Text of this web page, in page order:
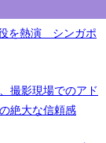
を熱演 シンガポ
撮影現場でのアド
絶大な信頼感